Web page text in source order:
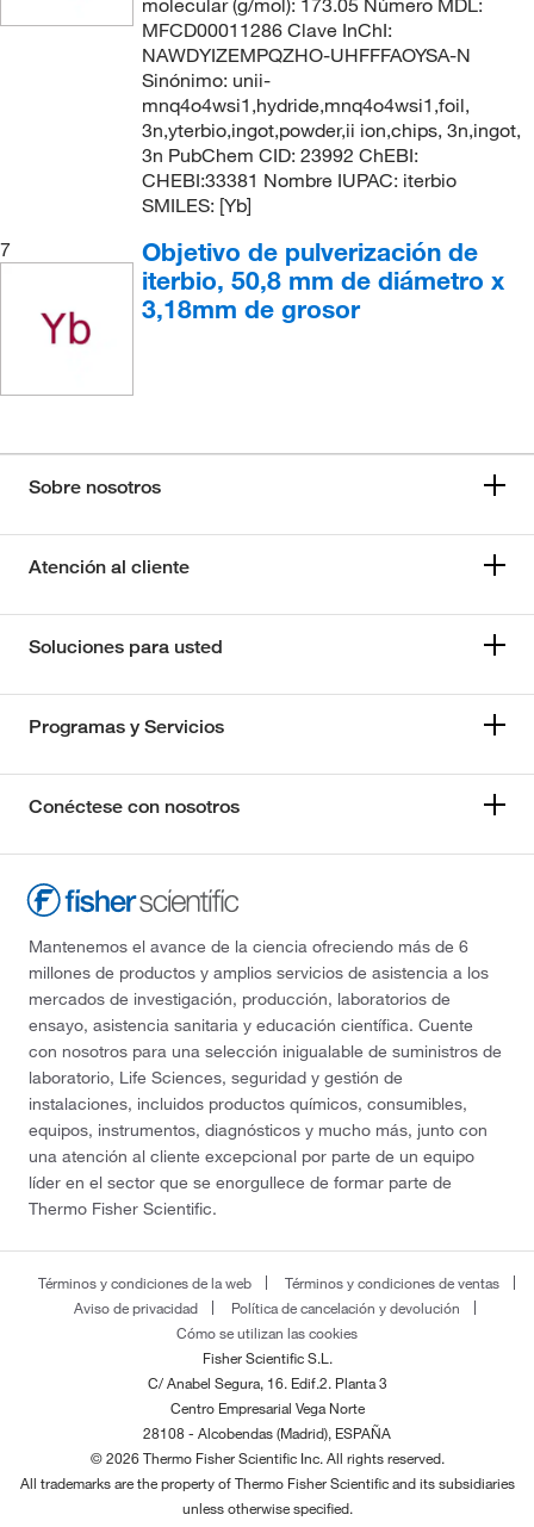
molecular (g/mol): 173.05 Número MDL:
MFCD00011286 Clave InChI:
NAWDYIZEMPQZHO-UHFFFAOYSA-N
Sinónimo: unii-
mnq4o4wsi1,hydride,mnq4o4wsi1,foil,
3n,yterbio,ingot,powder,ii ion,chips, 3n,ingot,
3n PubChem CID: 23992 ChEBI:
CHEBI:33381 Nombre IUPAC: iterbio
SMILES: [Yb]
7
Objetivo de pulverización de
iterbio, 50,8 mm de diámetro x
3,18mm de grosor
Sobre nosotros
Atención al cliente
Soluciones para usted
Programas y Servicios
Conéctese con nosotros
Mantenemos el avance de la ciencia ofreciendo más de 6
millones de productos y amplios servicios de asistencia a los
mercados de investigación, producción, laboratorios de
ensayo, asistencia sanitaria y educación científica. Cuente
con nosotros para una selección inigualable de suministros de
laboratorio, Life Sciences, seguridad y gestión de
instalaciones, incluidos productos químicos, consumibles,
equipos, instrumentos, diagnósticos y mucho más, junto con
una atención al cliente excepcional por parte de un equipo
líder en el sector que se enorgullece de formar parte de
Thermo Fisher Scientific.
Términos y condiciones de la web
Términos y condiciones de ventas
Aviso de privacidad
Política de cancelación y devolución
Cómo se utilizan las cookies
Fisher Scientific S.L.
C/ Anabel Segura, 16. Edif.2. Planta 3
Centro Empresarial Vega Norte
28108 - Alcobendas (Madrid), ESPAÑA
© 2026 Thermo Fisher Scientific Inc. All rights reserved.
All trademarks are the property of Thermo Fisher Scientific and its subsidiaries
unless otherwise specified.